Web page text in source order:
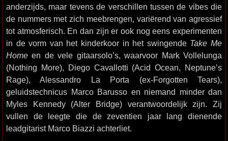
anderzijds, maar tevens de verschillen tussen de vibes die
de nummers met zich meebrengen, variërend van agressief
tot atmosferisch. En dan zijn er ook nog eens experimenten
in de vorm van het kinderkoor in het swingende Take Me
Home en de vele gitaarsolo’s, waarvoor Mark Vollelunga
(Nothing More), Diego Cavallotti (Acid Ocean, Neptune’s
Rage), Alessandro La Porta (ex-Forgotten Tears),
geluidstechnicus Marco Barusso en niemand minder dan
Myles Kennedy (Alter Bridge) verantwoordelijk zijn. Zij
vullen de leegte die de zeventien jaar lang dienende
leadgitarist Marco Biazzi achterliet.